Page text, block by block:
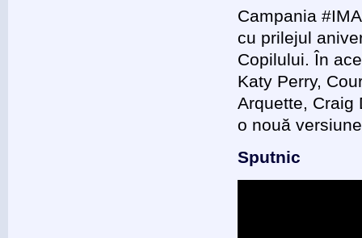
Campania
cu prilejul
Copilului. În
Katy Perry,
Arquette, Craig
o nouă
Sputnic